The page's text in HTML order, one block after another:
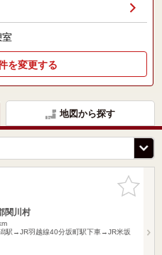
を変更する
地図から探す
お気に入
りに追加
関川村
駅→JR羽越線40分坂町駅下車→JR米坂